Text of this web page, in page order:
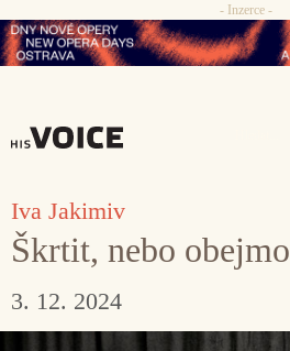
Přeskočit
na
- Inzerce -
Iva Jakimiv
Škrtit, nebo
3. 12. 2024